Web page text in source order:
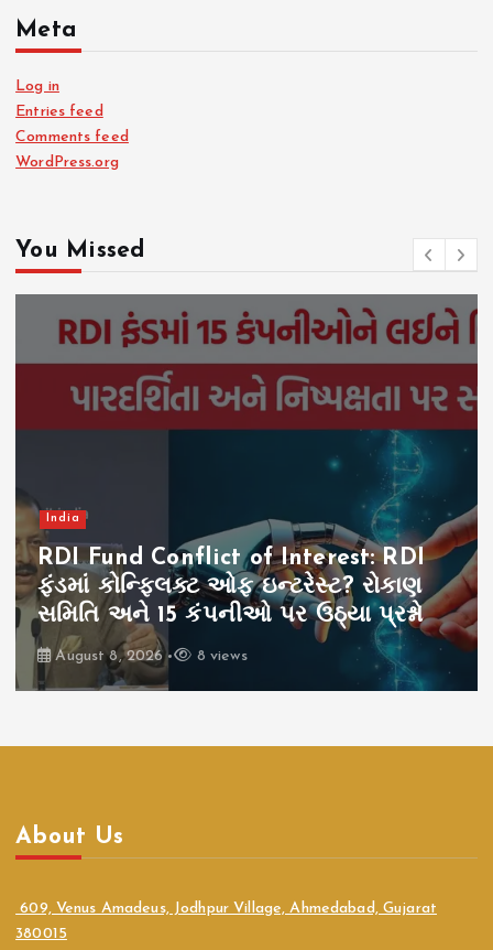
Meta
Log in
Entries feed
Comments feed
WordPress.org
You Missed
India
E20 Fuel News: E20 પેટ્રોલ અંગે નવા
દાવા, SIAMના અહેવાલથી વધ્યો વિવાદ
August 8, 2026 6 views
About Us
609, Venus Amadeus, Jodhpur Village, Ahmedabad, Gujarat
380015